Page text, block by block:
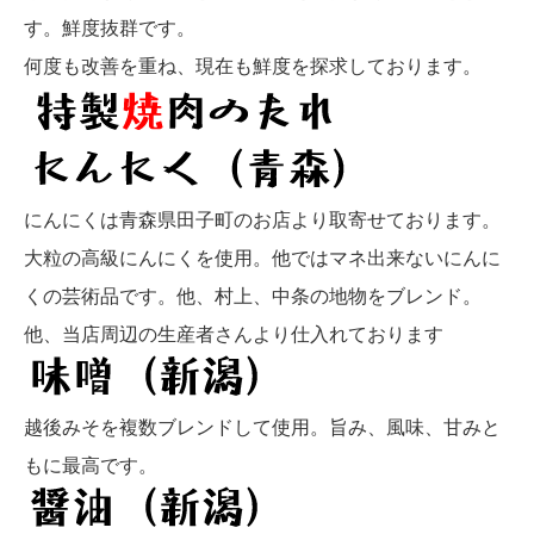
す。鮮度抜群です。
何度も改善を重ね、現在も鮮度を探求しております。
にんにくは青森県田子町のお店より取寄せております。
大粒の高級にんにくを使用。他ではマネ出来ないにんに
くの芸術品です。他、村上、中条の地物をブレンド。
他、当店周辺の生産者さんより仕入れております
越後みそを複数ブレンドして使用。旨み、風味、甘みと
もに最高です。